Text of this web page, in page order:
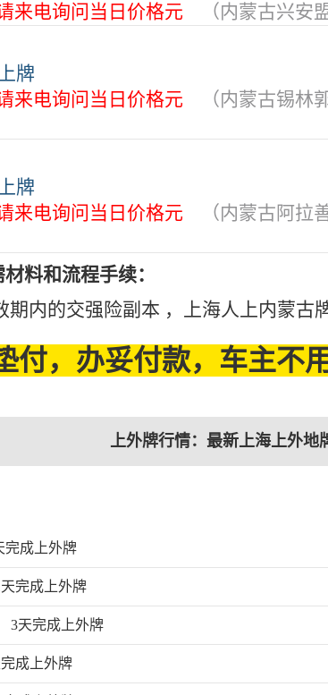
来电询问当日价格元
（内蒙古兴安
牌
来电询问当日价格元
（内蒙古锡
牌
来电询问当日价格元
（内蒙古阿
料和流程手续：
期内的交强险副本 ，上海人上内蒙古
付，办妥付款，车主不
上外牌行情：最新上海上外地
完成上外牌
天完成上外牌
3天完成上外牌
成上外牌